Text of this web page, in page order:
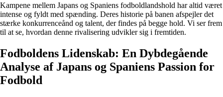
Kampene mellem Japans og Spaniens fodboldlandshold har altid været
intense og fyldt med spænding. Deres historie på banen afspejler det
stærke konkurrenceånd og talent, der findes på begge hold. Vi ser frem
til at se, hvordan denne rivalisering udvikler sig i fremtiden.
Fodboldens Lidenskab: En Dybdegående
Analyse af Japans og Spaniens Passion for
Fodbold